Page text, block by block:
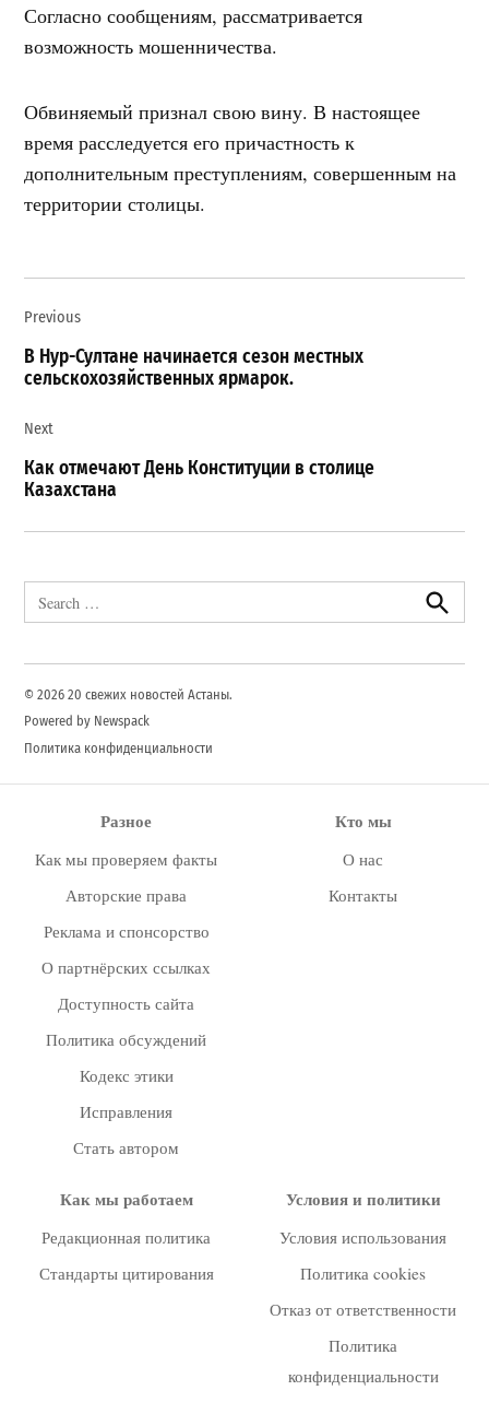
Согласно сообщениям, рассматривается
возможность мошенничества.
Обвиняемый признал свою вину. В настоящее
время расследуется его причастность к
дополнительным преступлениям, совершенным на
территории столицы.
по
записям
Previous
В Нур-Султане начинается сезон местных
сельскохозяйственных ярмарок.
Next
Как отмечают День Конституции в столице
Казахстана
for:
Search
© 2026 20 свежих новостей Астаны.
Powered by Newspack
Политика конфиденциальности
Разное
Как мы проверяем факты
Авторские права
Реклама и спонсорство
О партнёрских ссылках
Доступность сайта
Политика обсуждений
Кодекс этики
Исправления
Стать автором
Кто мы
О нас
Контакты
Как мы работаем
Редакционная политика
Стандарты цитирования
Условия и политики
Условия использования
Политика cookies
Отказ от ответственности
Политика
конфиденциальности